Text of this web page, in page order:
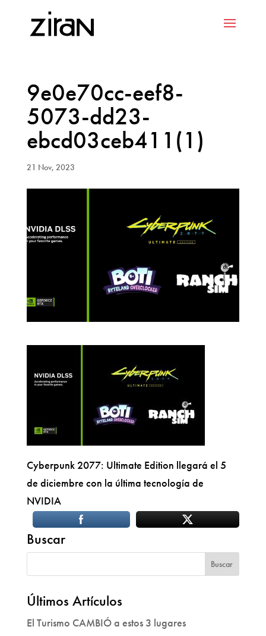
9e0e70cc-eef8-
5073-dd23-
ebcd03ceb411(1)
21 Nov, 2023
Cyberpunk 2077: Ultimate Edition llegará el 5
de diciembre con la última tecnología de
NVIDIA
Buscar
Últimos Artículos
El Turismo CAMBIÓ a estos 3 lugares